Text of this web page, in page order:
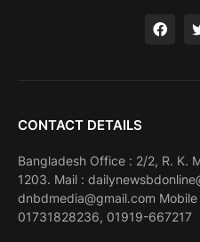
CONTACT DETAILS
Bangladesh Office : 2/2, R. K.
1203. Mail :
dnbdmedia@gmail.com
01731828236, 01919-667217